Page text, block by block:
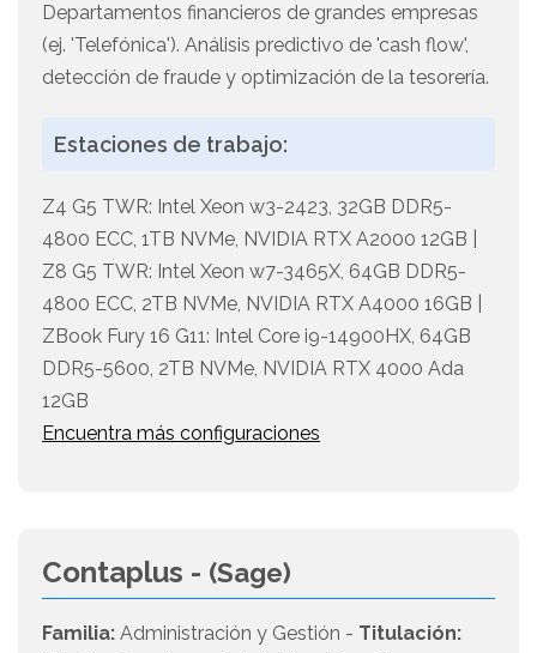
Departamentos financieros de grandes empresas
(ej. 'Telefónica'). Análisis predictivo de 'cash flow',
detección de fraude y optimización de la tesorería.
Estaciones de trabajo:
Z4 G5 TWR: Intel Xeon w3-2423, 32GB DDR5-
4800 ECC, 1TB NVMe, NVIDIA RTX A2000 12GB |
Z8 G5 TWR: Intel Xeon w7-3465X, 64GB DDR5-
4800 ECC, 2TB NVMe, NVIDIA RTX A4000 16GB |
ZBook Fury 16 G11: Intel Core i9-14900HX, 64GB
DDR5-5600, 2TB NVMe, NVIDIA RTX 4000 Ada
12GB
Encuentra más configuraciones
Contaplus - (Sage)
Familia: Administración y Gestión - Titulación: